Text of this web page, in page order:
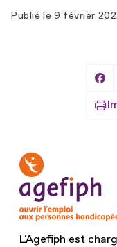
Publié le 9 février
L'Agefiph est